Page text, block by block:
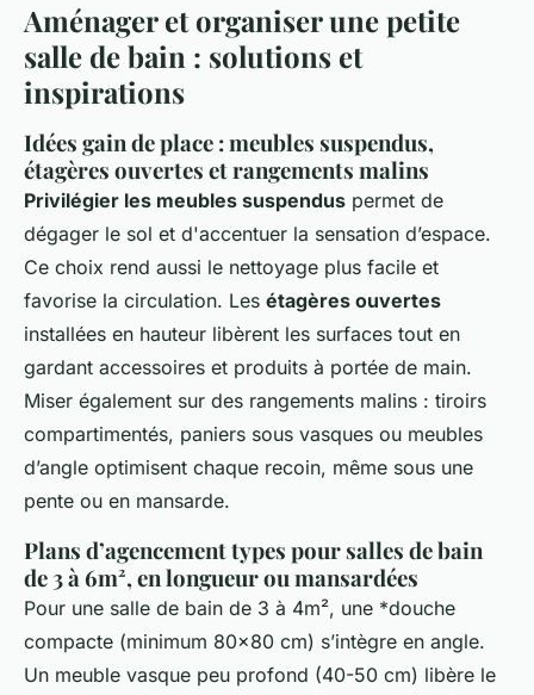
Aménager et organiser une petite
salle de bain : solutions et
inspirations
Idées gain de place : meubles suspendus,
étagères ouvertes et rangements malins
Privilégier les meubles suspendus permet de
dégager le sol et d'accentuer la sensation d’espace.
Ce choix rend aussi le nettoyage plus facile et
favorise la circulation. Les étagères ouvertes
installées en hauteur libèrent les surfaces tout en
gardant accessoires et produits à portée de main.
Miser également sur des rangements malins : tiroirs
compartimentés, paniers sous vasques ou meubles
d’angle optimisent chaque recoin, même sous une
pente ou en mansarde.
Plans d’agencement types pour salles de bain
de 3 à 6m², en longueur ou mansardées
Pour une salle de bain de 3 à 4m², une *douche
compacte (minimum 80x80 cm) s’intègre en angle.
Un meuble vasque peu profond (40-50 cm) libère le